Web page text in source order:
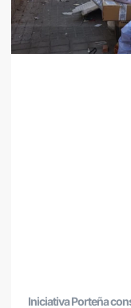
Iniciativa Porteña